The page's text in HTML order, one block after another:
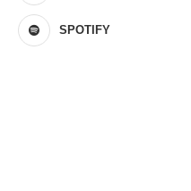
SPOTIFY